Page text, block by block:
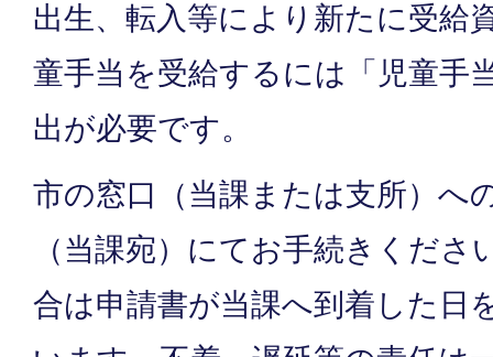
出生、転入等により新たに受給
童手当を受給するには「児童
出が必要です。
市の窓口（当課または支所）へ
（当課宛）にてお手続きくださ
合は申請書が当課へ到着した日